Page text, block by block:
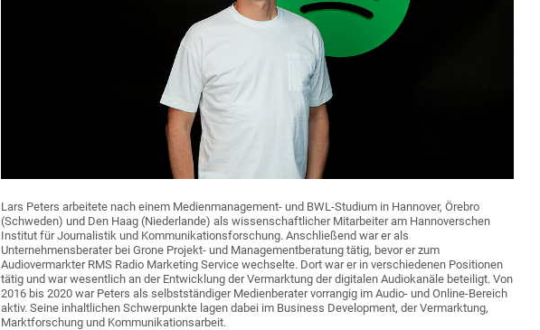
Lars Peters arbeitete nach einem Medienmanagement- und BWL-Studium in Hannover, Örebro
(Schweden) und Den Haag (Niederlande) als wissenschaftlicher Mitarbeiter am Hannoverschen
Institut für Journalistik und Kommunikationsforschung. Anschließend war er als
Unternehmensberater bei Grone Projekt- und Managementberatung tätig, bevor er zum
Audiovermarkter RMS Radio Marketing Service wechselte. Dort war er in verschiedenen Positionen
tätig und war wesentlich an der Entwicklung der Vermarktung der digitalen Audiokanäle beteiligt. Von
2016 bis 2020 war Peters als selbstständiger Medienberater vorrangig im Audio- und Online-Bereich
aktiv. Seine inhaltlichen Schwerpunkte lagen dabei im Business Development, der Vermarktung,
Marktforschung und Kommunikationsarbeit.